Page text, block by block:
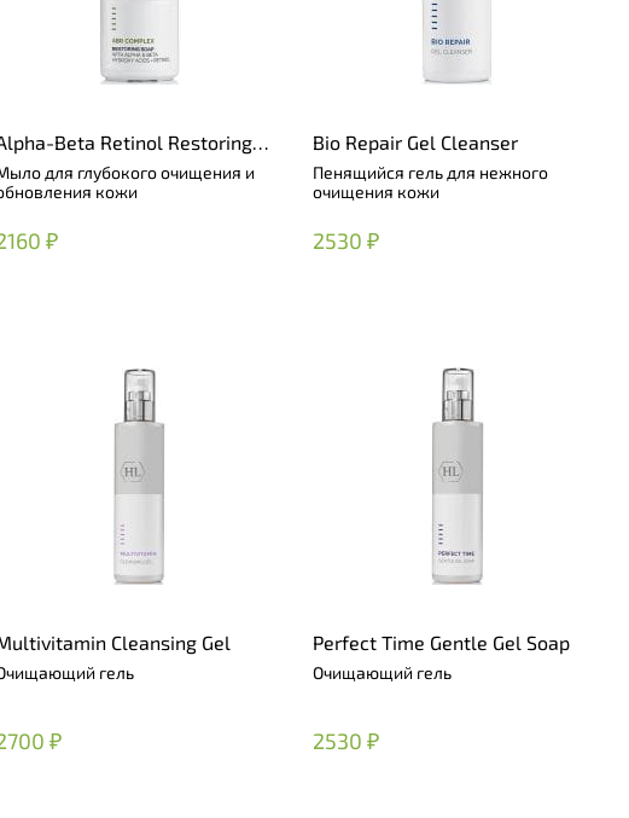
Beta Retinol Restoring
для глубокого очищения и
кожи
₽
Bio Repair Gel Cleanser
Пенящийся гель для нежного
очищения кожи
2530 ₽
Cleansing Gel
гель
₽
Perfect Time Gentle Gel Soap
Очищающий гель
2530 ₽